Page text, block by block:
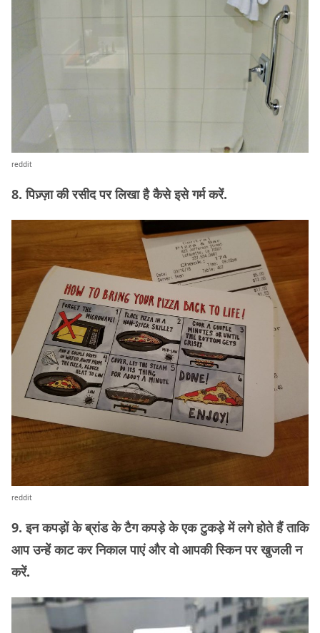
reddit
8. पिज़्ज़ा की रसीद पर लिखा है कैसे इसे गर्म करें.
reddit
9. इन कपड़ों के ब्रांड के टैग कपड़े के एक टुकड़े में लगे होते हैं ताकि
आप उन्हें काट कर निकाल पाएं और वो आपकी स्किन पर खुजली न
करें.